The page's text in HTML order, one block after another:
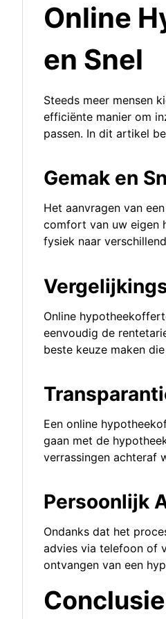
Online
en Snel
Steeds meer mensen
efficiënte manier om
passen. In dit artikel
Gemak en
Het aanvragen van
comfort van uw eigen
fysiek naar
Online
eenvoudig de
beste keuze maken
Een online
gaan met de
verrassingen achteraf
Persoonlijk
Ondanks dat het
advies via telefoon of
ontvangen van een
Conclusie